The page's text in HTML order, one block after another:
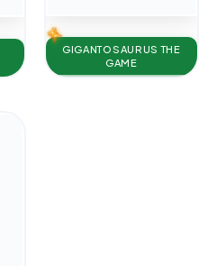
GIGANTOSAURUS THE
GAME